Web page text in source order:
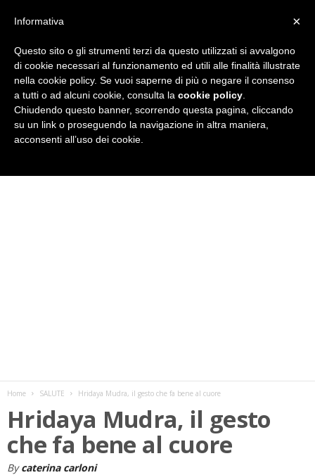
i
Home SALUTE Hridaya Mudra, il gesto che fa bene al cuore
Hridaya Mudra, il gesto
che fa bene al cuore
By caterina carloni
×
Informativa
Questo sito o gli strumenti terzi da questo utilizzati si avvalgono
di cookie necessari al funzionamento ed utili alle finalità illustrate
nella cookie policy. Se vuoi saperne di più o negare il consenso
a tutti o ad alcuni cookie, consulta la cookie policy
Chiudendo questo banner, scorrendo questa pagina, cliccando
su un link o proseguendo la navigazione in altra maniera,
acconsenti all’uso dei cookie.